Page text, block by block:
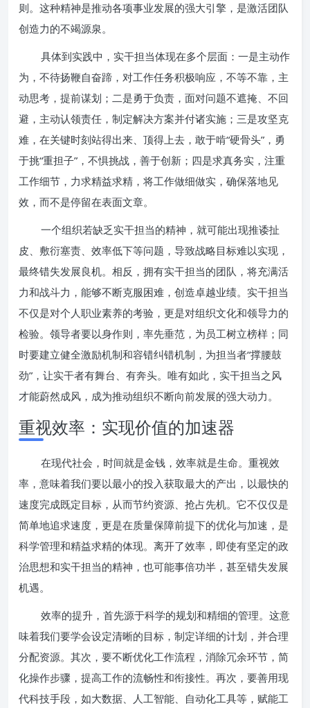
则。这种精神是推动各项事业发展的强大引擎，是激活团队
创造力的不竭源泉。
具体到实践中，实干担当体现在多个层面：一是主动作
为，不待扬鞭自奋蹄，对工作任务积极响应，不等不靠，主
动思考，提前谋划；二是勇于负责，面对问题不遮掩、不回
避，主动认领责任，制定解决方案并付诸实施；三是攻坚克
难，在关键时刻站得出来、顶得上去，敢于啃“硬骨头”，勇
于挑“重担子”，不惧挑战，善于创新；四是求真务实，注重
工作细节，力求精益求精，将工作做细做实，确保落地见
效，而不是停留在表面文章。
一个组织若缺乏实干担当的精神，就可能出现推诿扯
皮、敷衍塞责、效率低下等问题，导致战略目标难以实现，
最终错失发展良机。相反，拥有实干担当的团队，将充满活
力和战斗力，能够不断克服困难，创造卓越业绩。实干担当
不仅是对个人职业素养的考验，更是对组织文化和领导力的
检验。领导者要以身作则，率先垂范，为员工树立榜样；同
时要建立健全激励机制和容错纠错机制，为担当者“撑腰鼓
劲”，让实干者有舞台、有奔头。唯有如此，实干担当之风
才能蔚然成风，成为推动组织不断向前发展的强大动力。
重视效率：实现价值的加速器
在现代社会，时间就是金钱，效率就是生命。重视效
率，意味着我们要以最小的投入获取最大的产出，以最快的
速度完成既定目标，从而节约资源、抢占先机。它不仅仅是
简单地追求速度，更是在质量保障前提下的优化与加速，是
科学管理和精益求精的体现。离开了效率，即使有坚定的政
治思想和实干担当的精神，也可能事倍功半，甚至错失发展
机遇。
效率的提升，首先源于科学的规划和精细的管理。这意
味着我们要学会设定清晰的目标，制定详细的计划，并合理
分配资源。其次，要不断优化工作流程，消除冗余环节，简
化操作步骤，提高工作的流畅性和衔接性。再次，要善用现
代科技手段，如大数据、人工智能、自动化工具等，赋能工